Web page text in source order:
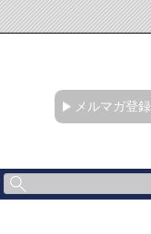
メルマガ登録